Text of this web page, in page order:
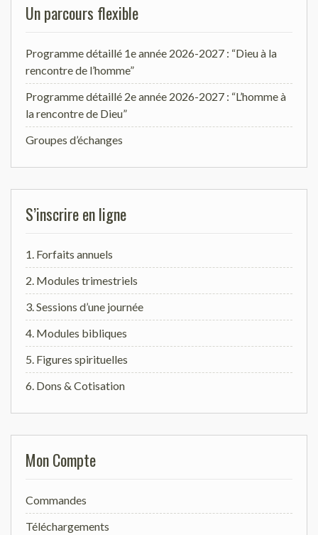
Un parcours flexible
Programme détaillé 1e année 2026-2027 : “Dieu à la
rencontre de l’homme”
Programme détaillé 2e année 2026-2027 : “L’homme à
la rencontre de Dieu”
Groupes d’échanges
S’inscrire en ligne
1. Forfaits annuels
2. Modules trimestriels
3. Sessions d’une journée
4. Modules bibliques
5. Figures spirituelles
6. Dons & Cotisation
Mon Compte
Commandes
Téléchargements